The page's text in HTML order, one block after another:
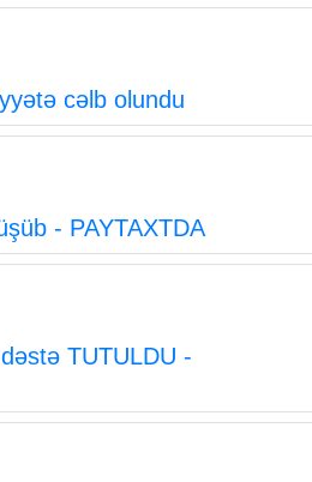
cəlb olundu
- PAYTAXTDA
TUTULDU -